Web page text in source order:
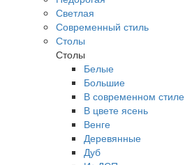
Светлая
Современный стиль
Столы
Столы
Белые
Большие
В современном стиле
В цвете ясень
Венге
Деревянные
Дуб